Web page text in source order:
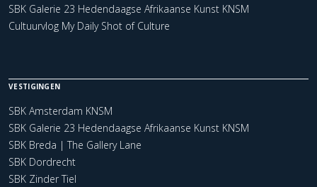
SBK Galerie 23 Hedendaagse Afrikaanse Kunst KNSM
Cultuurvlog My Daily Shot of Culture
VESTIGINGEN
SBK Amsterdam KNSM
SBK Galerie 23 Hedendaagse Afrikaanse Kunst KNSM
SBK Breda | The Gallery Lane
SBK Dordrecht
SBK Zinder Tiel